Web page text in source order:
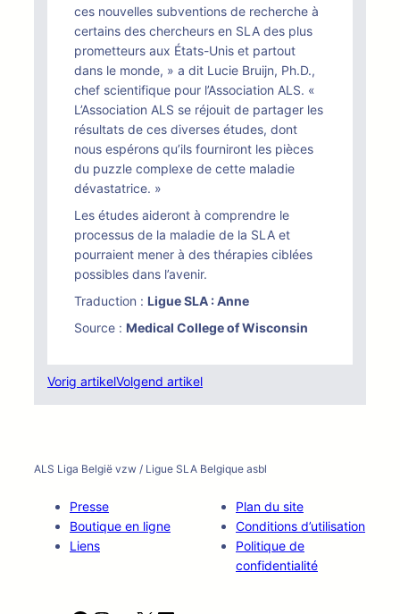
ces nouvelles subventions de recherche à
certains des chercheurs en SLA des plus
prometteurs aux États-Unis et partout
dans le monde, » a dit Lucie Bruijn, Ph.D.,
chef scientifique pour l’Association ALS. «
L’Association ALS se réjouit de partager les
résultats de ces diverses études, dont
nous espérons qu’ils fourniront les pièces
du puzzle complexe de cette maladie
dévastatrice. »
Les études aideront à comprendre le
processus de la maladie de la SLA et
pourraient mener à des thérapies ciblées
possibles dans l’avenir.
Traduction : Ligue SLA : Anne
Source : Medical College of Wisconsin
Vorig artikelVolgend artikel
ALS Liga België vzw / Ligue SLA Belgique asbl
Presse
Boutique en ligne
Liens
Plan du site
Conditions d’utilisation
Politique de
confidentialité